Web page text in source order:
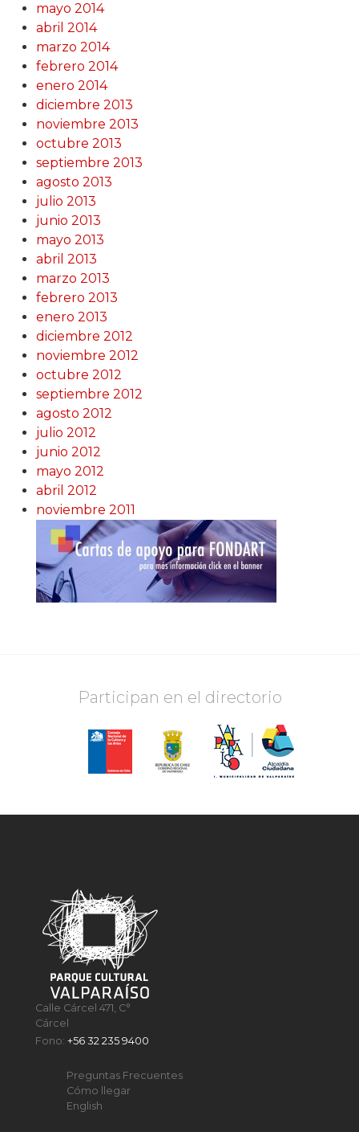
mayo 2014
abril 2014
marzo 2014
febrero 2014
enero 2014
diciembre 2013
noviembre 2013
octubre 2013
septiembre 2013
agosto 2013
julio 2013
junio 2013
mayo 2013
abril 2013
marzo 2013
febrero 2013
enero 2013
diciembre 2012
noviembre 2012
octubre 2012
septiembre 2012
agosto 2012
julio 2012
junio 2012
mayo 2012
abril 2012
noviembre 2011
Participan en el directorio
Calle Cárcel 471, C°
Cárcel
Fono:+56 32 235 9400
Preguntas Frecuentes
Cómo llegar
English